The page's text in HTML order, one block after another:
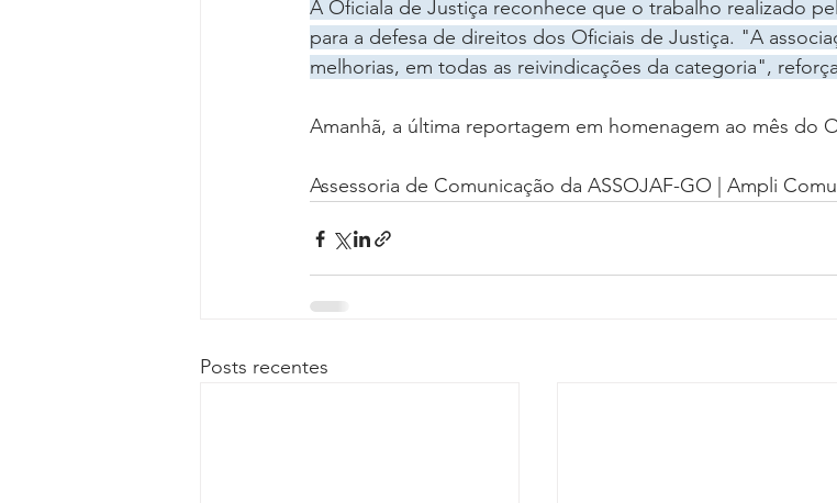
A Oficiala de Justiça reconhece que o trabalho realizado
para a defesa de direitos dos Oficiais de Justiça. "A
melhorias, em todas as reivindicações da categoria",
Amanhã, a última reportagem em homenagem ao mês do
Assessoria de Comunicação da ASSOJAF-GO | Ampli
Posts recentes